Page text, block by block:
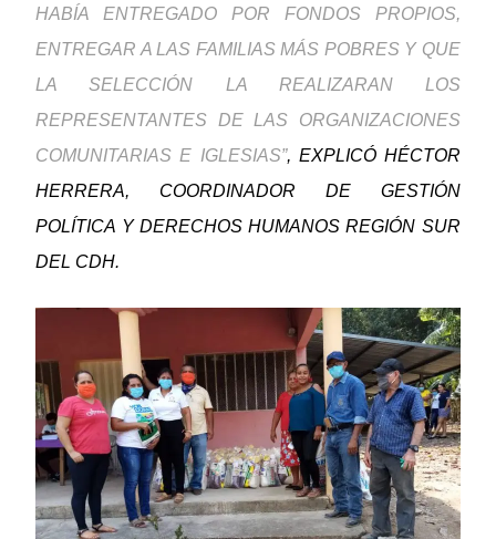
HABÍA ENTREGADO POR FONDOS PROPIOS,
ENTREGAR A LAS FAMILIAS MÁS POBRES Y QUE
LA SELECCIÓN LA REALIZARAN LOS
REPRESENTANTES DE LAS ORGANIZACIONES
COMUNITARIAS E IGLESIAS”, EXPLICÓ HÉCTOR
HERRERA, COORDINADOR DE GESTIÓN
POLÍTICA Y DERECHOS HUMANOS REGIÓN SUR
DEL CDH.